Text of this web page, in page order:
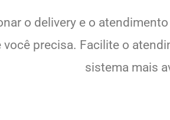
o delivery e o
precisa. Facilite o
sistema mais